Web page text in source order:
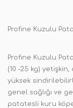
Profine Kuzulu
Profine Kuzulu
(10 -25 kg)
yüksek
genel sağlığı ve
patatesli kuru